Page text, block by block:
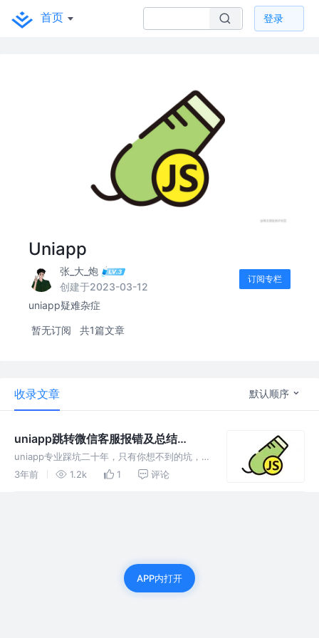
首页 登录
Uniapp
张_大_炮
创建于2023-03-12
订阅专栏
uniapp疑难杂症
暂无订阅 共1篇文章
收录文章 默认顺序
uniapp跳转微信客服报错及总结
(deeplink customerservice no
permission)
uniapp专业踩坑二十年，只有你想不到的坑，
没有我踩不到的坑。uniapp（APP）跳转微信
3年前 1.2k 1 评论
APP内打开